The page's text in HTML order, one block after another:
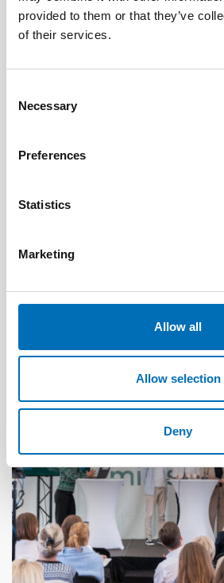
provided to them or that they’ve
of their services.
Selection
Necessary
Preferences
Statistics
Marketing
Allow all
Allow selection
Deny
Unga med